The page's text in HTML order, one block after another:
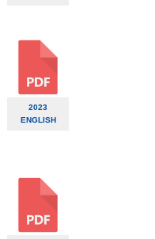
2023
ENGLISH